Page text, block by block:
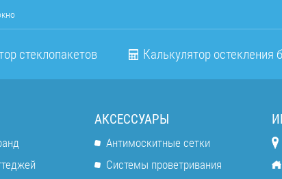
стеклопакетов Калькулятор остекления
АКСЕССУАРЫ
Антимоскитные сетки
Системы проветривания